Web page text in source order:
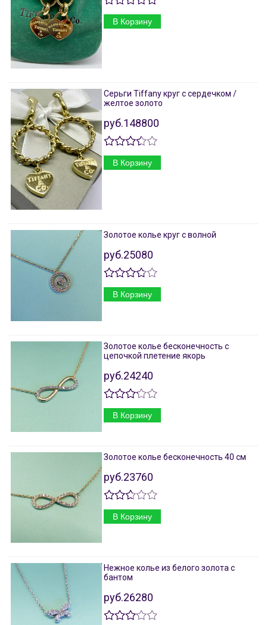
В Корзину
Серьги Tiffany круг с сердечком /
желтое золото
руб.148800
В Корзину
Золотое колье круг с волной
руб.25080
В Корзину
Золотое колье бесконечность с
цепочкой плетение якорь
руб.24240
В Корзину
Золотое колье бесконечность 40 см
руб.23760
В Корзину
Нежное колье из белого золота с
бантом
руб.26280